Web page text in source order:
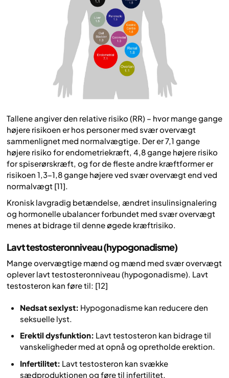
Tallene angiver den relative risiko (RR) – hvor mange gange
højere risikoen er hos personer med svær overvægt
sammenlignet med normalvægtige. Der er 7,1 gange
højere risiko for endometriekræft, 4,8 gange højere risiko
for spiserørskræft, og for de fleste andre kræftformer er
risikoen 1,3–1,8 gange højere ved svær overvægt end ved
normalvægt [11].
Kronisk lavgradig betændelse, ændret insulinsignalering
og hormonelle ubalancer forbundet med svær overvægt
menes at bidrage til denne øgede kræftrisiko.
Lavt testosteronniveau (hypogonadisme)
Mange overvægtige mænd og mænd med svær overvægt
oplever lavt testosteronniveau (hypogonadisme). Lavt
testosteron kan føre til: [12]
Nedsat sexlyst: Hypogonadisme kan reducere den
seksuelle lyst.
Erektil dysfunktion: Lavt testosteron kan bidrage til
vanskeligheder med at opnå og opretholde erektion.
Infertilitet: Lavt testosteron kan svække
sædproduktionen og føre til infertilitet.